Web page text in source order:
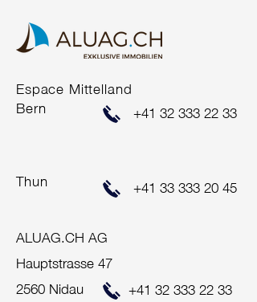
ERFOLGREICHER
VERKAUF
Espace Mittelland
Bern +41 32 333 22 33
Thun
+41 33 333 20 45
ALUAG.CH AG
Hauptstrasse 47
2560 Nidau
+41 32 333 22 33